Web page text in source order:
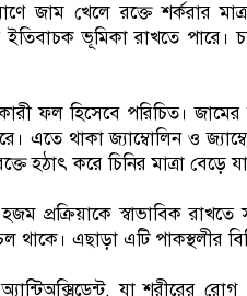
জাম খেলে রক্তে শর্করার
ইতিবাচক ভূমিকা রাখতে
ফল হিসেবে পরিচিত।
এতে থাকা জ্যাম্বোলিন ও
হঠাৎ করে চিনির মাত্রা বেড়ে
প্রক্রিয়াকে স্বাভাবিক
থাকে। এছাড়া এটি পাকস্থলীর
যা শরীরের